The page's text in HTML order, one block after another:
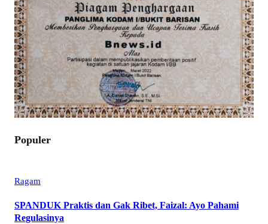
Populer
Ragam
SPANDUK Praktis dan Gak Ribet, Faizal: Ayo Pahami
Regulasinya